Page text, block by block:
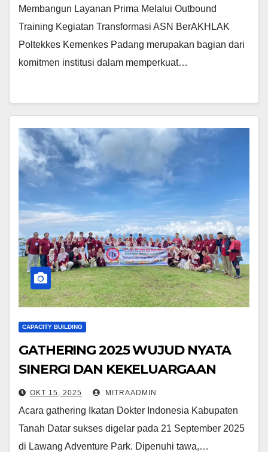
Membangun Layanan Prima Melalui Outbound
Training Kegiatan Transformasi ASN BerAKHLAK
Poltekkes Kemenkes Padang merupakan bagian dari
komitmen institusi dalam memperkuat…
CAPACITY BUILDING
GATHERING 2025 WUJUD NYATA
SINERGI DAN KEKELUARGAAN
IKATAN DOKTER INDONESIA
KABUPATEN TANAH DATAR
OKT 15, 2025 MITRAADMIN
Acara gathering Ikatan Dokter Indonesia Kabupaten
Tanah Datar sukses digelar pada 21 September 2025
di Lawang Adventure Park. Dipenuhi tawa,…